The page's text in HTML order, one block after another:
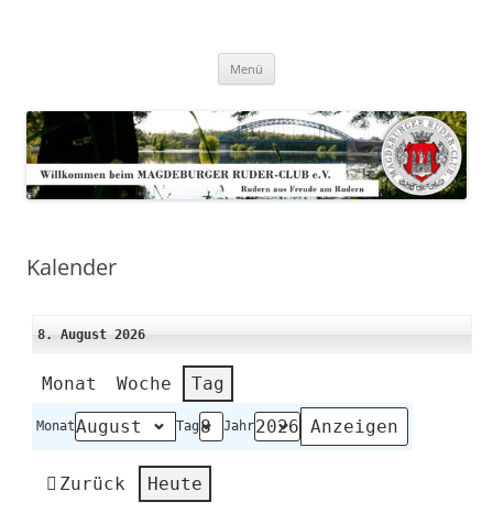
Menü
Kalender
8. August 2026
Monat Woche Tag
Monat Tag Jahr
Zurück Heute